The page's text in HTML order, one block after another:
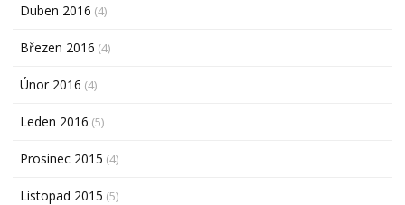
Duben 2016 (4)
Březen 2016 (4)
Únor 2016 (4)
Leden 2016 (5)
Prosinec 2015 (4)
Listopad 2015 (5)